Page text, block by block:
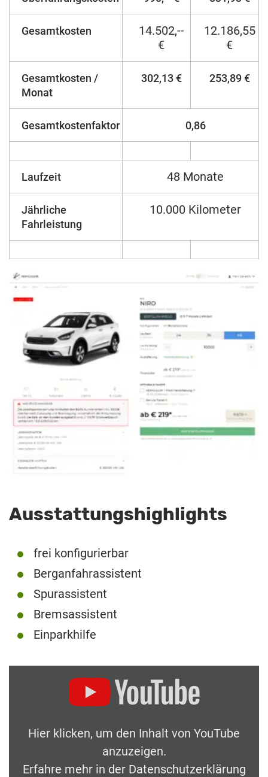
Gesamtkosten
14.502,--
€
12.186,55
€
Gesamtkosten /
Monat
302,13 € 253,89 €
Gesamtkostenfaktor 0,86
Laufzeit 48 Monate
Jährliche
Fahrleistung
10.000 Kilometer
Ausstattungshighlights
frei konfigurierbar
Berganfahrassistent
Spurassistent
Bremsassistent
Einparkhilfe
Hier klicken, um den Inhalt von YouTube
anzuzeigen.
Erfahre mehr in der Datenschutzerklärung